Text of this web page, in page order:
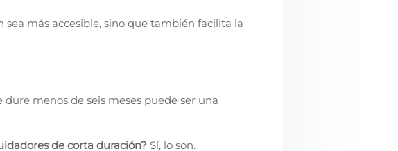
más accesible, sino que también facilita la
menos de seis meses puede ser una
de corta duración? Sí, lo son.